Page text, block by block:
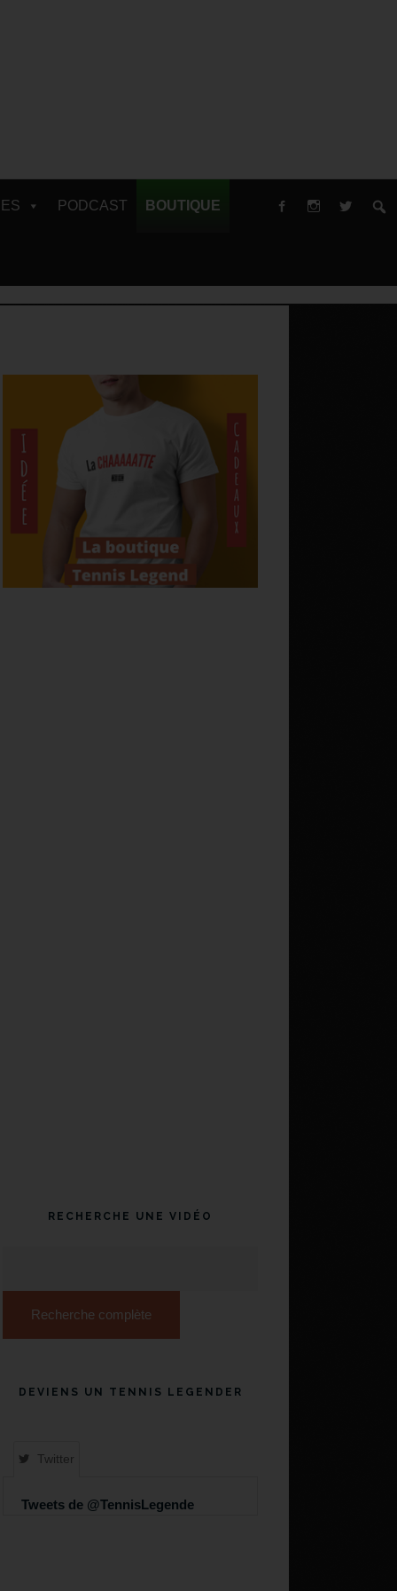
PODCAST BOUTIQUE
RECHERCHE UNE VIDÉO
Recherche complète
DEVIENS UN TENNIS LEGENDER
Twitter
Tweets de @TennisLegende